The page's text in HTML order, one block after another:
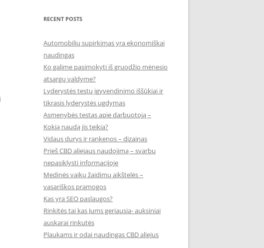
RECENT POSTS
Automobilių supirkimas yra ekonomiškai
naudingas
Ko galime pasimokyti iš gruodžio mėnesio
atsargų valdyme?
Lyderystės testų įgyvendinimo iššūkiai ir
tikrasis lyderystės ugdymas
Asmenybės testas apie darbuotoją –
Kokią naudą jis teikia?
Vidaus durys ir rankenos – dizainas
Prieš CBD aliejaus naudojimą – svarbu
nepasiklysti informacijoje
Medinės vaikų žaidimų aikštelės –
vasariškos pramogos
Kas yra SEO paslaugos?
Rinkitės tai kas Jums geriausia- auksiniai
auskarai rinkutės
Plaukams ir odai naudingas CBD aliejus